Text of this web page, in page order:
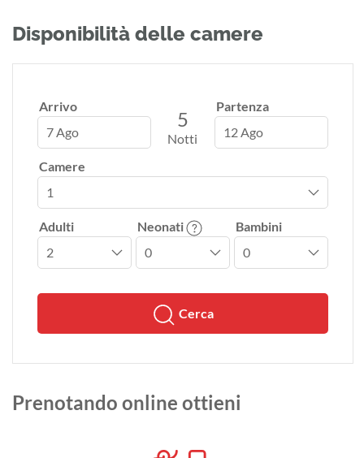
Disponibilità delle camere
Arrivo
7 Ago
5
Notti
Partenza
12 Ago
Camere
Adulti Neonati Bambini
Cerca
Prenotando online ottieni